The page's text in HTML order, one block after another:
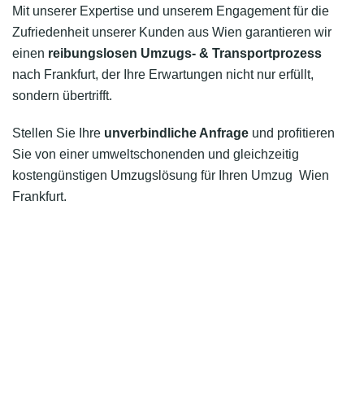
Mit unserer Expertise und unserem Engagement für die
Zufriedenheit unserer Kunden aus Wien garantieren wir
einen reibungslosen Umzugs- & Transportprozess
nach Frankfurt, der Ihre Erwartungen nicht nur erfüllt,
sondern übertrifft.
Stellen Sie Ihre unverbindliche Anfrage und profitieren
Sie von einer umweltschonenden und gleichzeitig
kostengünstigen Umzugslösung für Ihren Umzug Wien
Frankfurt.